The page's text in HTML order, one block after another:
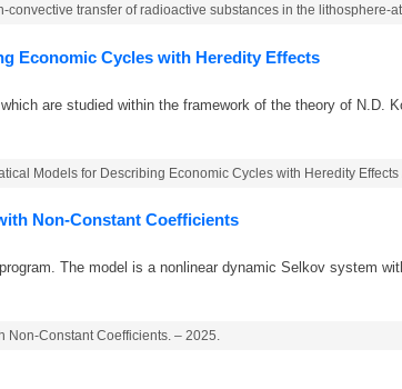
transfer of radioactive substances in the lithosphere-
Economic Cycles with Heredity Effects
are studied within the framework of the theory of N.D.
Models for Describing Economic Cycles with Heredity
Non-Constant Coefficients
The model is a nonlinear dynamic Selkov system
Non-Constant Coefficients. – 2025.